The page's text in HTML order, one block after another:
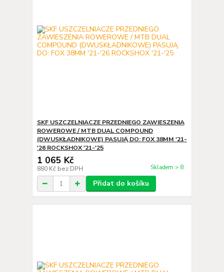
SKF USZCZELNIACZE PRZEDNIEGO ZAWIESZENIA
ROWEROWE / MTB DUAL COMPOUND
(DWUSKŁADNIKOWE) PASUJĄ DO: FOX 38MM '21-
'26 ROCKSHOX '21-'25
1 065 Kč
880 Kč bez DPH Skladem > 8
Přidat do košíku